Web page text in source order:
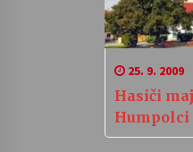
25. 9. 2009
Hasiči
Humpolci